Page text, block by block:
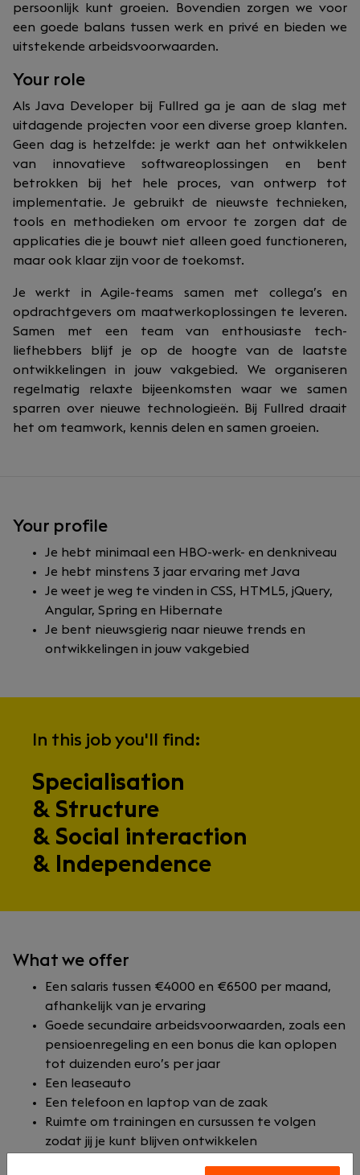
persoonlijk kunt groeien. Bovendien zorgen we voor
een goede balans tussen werk en privé en bieden we
uitstekende arbeidsvoorwaarden.
Your role
Als Java Developer bij Fullred ga je aan de slag met
uitdagende projecten voor een diverse groep klanten.
Geen dag is hetzelfde: je werkt aan het ontwikkelen
van innovatieve softwareoplossingen en bent
betrokken bij het hele proces, van ontwerp tot
implementatie. Je gebruikt de nieuwste technieken,
tools en methodieken om ervoor te zorgen dat de
applicaties die je bouwt niet alleen goed functioneren,
maar ook klaar zijn voor de toekomst.
Je werkt in Agile-teams samen met collega’s en
opdrachtgevers om maatwerkoplossingen te leveren.
Samen met een team van enthousiaste tech-
liefhebbers blijf je op de hoogte van de laatste
ontwikkelingen in jouw vakgebied. We organiseren
regelmatig relaxte bijeenkomsten waar we samen
sparren over nieuwe technologieën. Bij Fullred draait
het om teamwork, kennis delen en samen groeien.
Your profile
Je hebt minimaal een HBO-werk- en denkniveau
Je hebt minstens 3 jaar ervaring met Java
Je weet je weg te vinden in CSS, HTML5, jQuery,
Angular, Spring en Hibernate
Je bent nieuwsgierig naar nieuwe trends en
ontwikkelingen in jouw vakgebied
In this job you'll find:
Specialisation
& Structure
& Social interaction
& Independence
What we offer
Een salaris tussen €4000 en €6500 per maand,
afhankelijk van je ervaring
Goede secundaire arbeidsvoorwaarden, zoals een
pensioenregeling en een bonus die kan oplopen
tot duizenden euro’s per jaar
Een leaseauto
Een telefoon en laptop van de zaak
Ruimte om trainingen en cursussen te volgen
zodat jij je kunt blijven ontwikkelen